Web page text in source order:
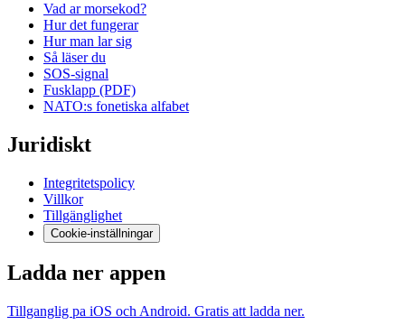
Vad ar morsekod?
Hur det fungerar
Hur man lar sig
Så läser du
SOS-signal
Fusklapp (PDF)
NATO:s fonetiska alfabet
Juridiskt
Integritetspolicy
Villkor
Tillgänglighet
Cookie-inställningar
Ladda ner appen
Tillganglig pa iOS och Android. Gratis att ladda ner.